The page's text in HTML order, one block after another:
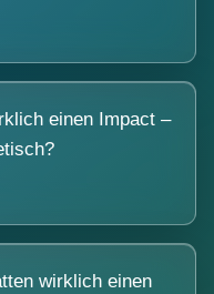
einen Impact –
wirklich einen